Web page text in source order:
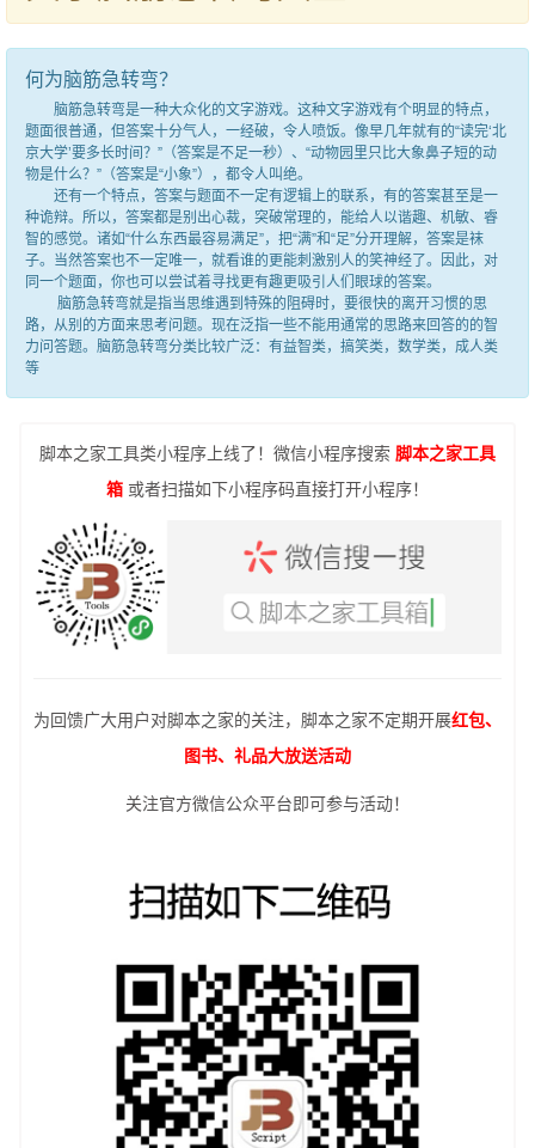
何为脑筋急转弯？
脑筋急转弯是一种大众化的文字游戏。这种文字游戏有个明显的特点，
题面很普通，但答案十分气人，一经破，令人喷饭。像早几年就有的“读完‘北
京大学’要多长时间？”（答案是不足一秒）、“动物园里只比大象鼻子短的动
物是什么？”（答案是“小象”），都令人叫绝。
还有一个特点，答案与题面不一定有逻辑上的联系，有的答案甚至是一
种诡辩。所以，答案都是别出心裁，突破常理的，能给人以谐趣、机敏、睿
智的感觉。诸如“什么东西最容易满足”，把“满”和“足”分开理解，答案是袜
子。当然答案也不一定唯一，就看谁的更能刺激别人的笑神经了。因此，对
同一个题面，你也可以尝试着寻找更有趣更吸引人们眼球的答案。
脑筋急转弯就是指当思维遇到特殊的阻碍时，要很快的离开习惯的思
路，从别的方面来思考问题。现在泛指一些不能用通常的思路来回答的的智
力问答题。脑筋急转弯分类比较广泛：有益智类，搞笑类，数学类，成人类
等
脚本之家工具类小程序上线了！微信小程序搜索 脚本之家工具
箱 或者扫描如下小程序码直接打开小程序！
为回馈广大用户对脚本之家的关注，脚本之家不定期开展红包、
图书、礼品大放送活动
关注官方微信公众平台即可参与活动！